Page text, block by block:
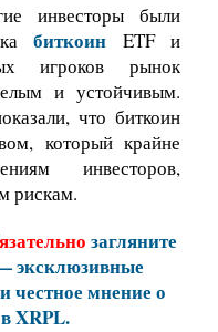
инвесторы были
биткоин ETF и
игроков рынок
и устойчивым.
что биткоин
который крайне
инвесторов,
рискам.
загляните
эксклюзивные
честное мнение о
XRPL.